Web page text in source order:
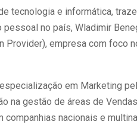
tecnologia e informática,
no país, Wladimir
Provider), empresa com foco
em Marketing
na gestão de áreas de
nacionais e